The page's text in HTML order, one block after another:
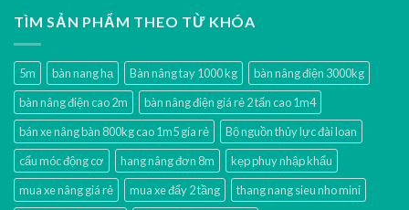
TÌM SẢN PHẨM THEO TỪ KHÓA
5m bàn nang hạ Bàn nâng tay 1000 kg
bàn nâng điện 3000kg
bàn nâng điện cao 2m
bàn nâng điện giá rẻ 2 tấn cao 1m4
bán xe nâng bàn 800kg cao 1m5 gía rẻ
Bộ nguồn thủy lực đài loan
cẩu móc động cơ
hang nâng đơn 8m
kẹp phuy nhập khẩu
mua xe nâng giá rẻ
mua xe đẩy 2 tầng
thang nang sieu nho mini